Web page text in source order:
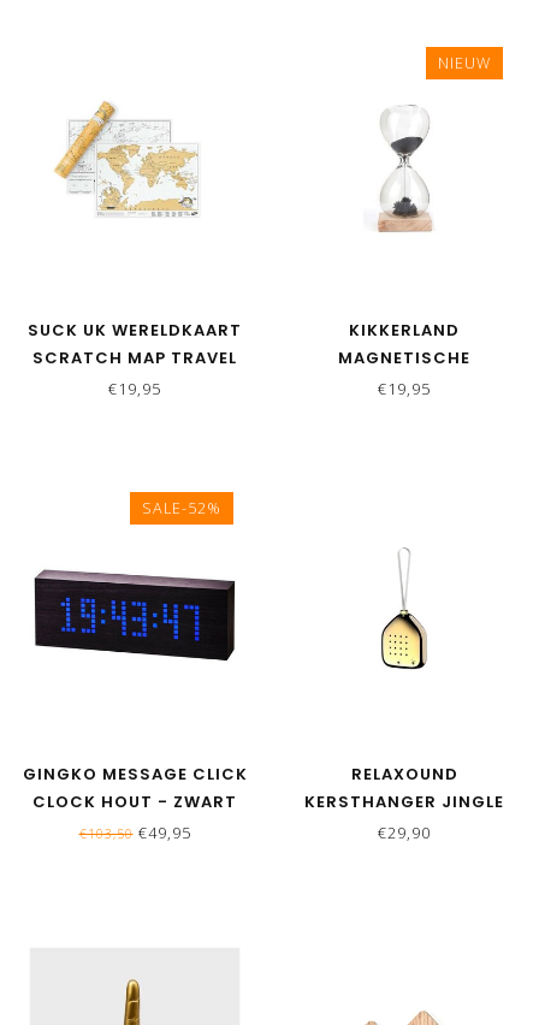
SUCK UK WERELDKAART
SCRATCH MAP TRAVEL
€19,95
NIEUW
KIKKERLAND
MAGNETISCHE
ZANDLOPER
€19,95
SALE-52%
GINGKO MESSAGE CLICK
CLOCK HOUT - ZWART
€103,50€49,95
RELAXOUND
KERSTHANGER JINGLE
BELLS | GOLD GLOW
€29,90